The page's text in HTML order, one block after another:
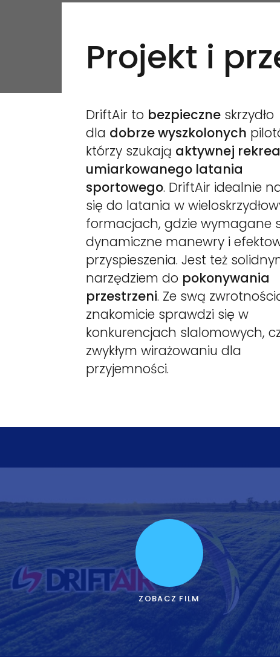
Projekt i
DriftAir to bezpieczne skrzydło
dla dobrze wyszkolonych
którzy szukają aktywnej
umiarkowanego latania
sportowego. DriftAir idealnie
się do latania w
formacjach, gdzie wymagane
dynamiczne manewry i
przyspieszenia. Jest też
narzędziem do pokonywania
przestrzeni. Ze swą
znakomicie sprawdzi się w
konkurencjach slalomowych,
zwykłym wirażowaniu dla
przyjemności.
ZOBACZ FILM